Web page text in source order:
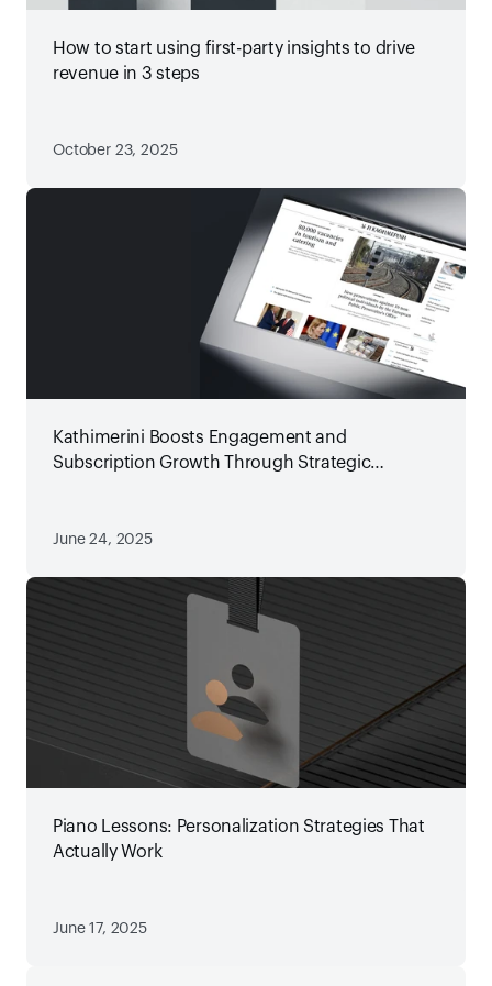
How to start using first-party insights to drive
revenue in 3 steps
October 23, 2025
Kathimerini Boosts Engagement and
Subscription Growth Through Strategic
June 24, 2025
Piano Lessons: Personalization Strategies That
Actually Work
June 17, 2025